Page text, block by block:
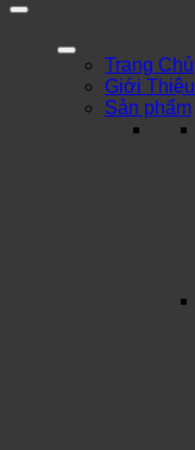
Trang Chủ
Giới Thiệu
Sản phẩm